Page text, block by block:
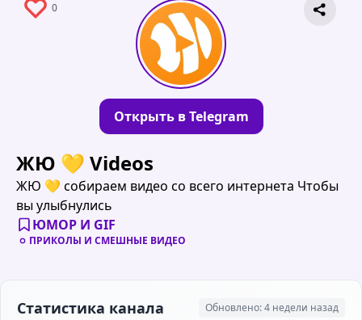
0
Открыть в Telegram
ЖЮ 💛 Videos
ЖЮ 💛 собираем видео со всего интернета Чтобы
вы улыбнулись
ЮМОР И GIF
ПРИКОЛЫ И СМЕШНЫЕ ВИДЕО
Статистика канала Обновлено: 4 недели назад